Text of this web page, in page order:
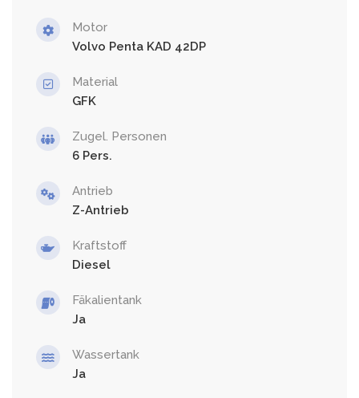
Motor
Volvo Penta KAD 42DP
Material
GFK
Zugel. Personen
6
Antrieb
Z-Antrieb
Kraftstoff
Diesel
Fäkalientank
Ja
Wassertank
Ja